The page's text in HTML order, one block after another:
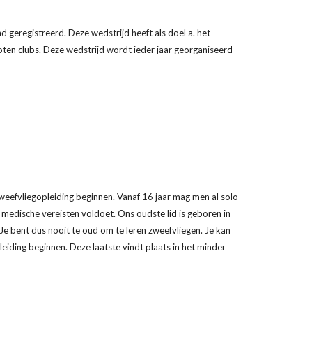
geregistreerd. Deze wedstrijd heeft als doel a. het
clubs. Deze wedstrijd wordt ieder jaar georganiseerd
beginnen. Vanaf 16 jaar mag men al solo
vereisten voldoet. Ons oudste lid is geboren in
bent dus nooit te oud om te leren zweefvliegen. Je kan
beginnen. Deze laatste vindt plaats in het minder